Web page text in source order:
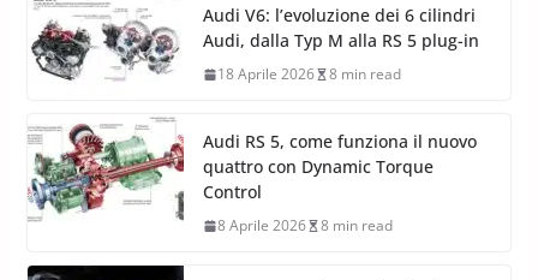
Audi V6: l’evoluzione dei 6 cilindri
Audi, dalla Typ M alla RS 5 plug-in
18 Aprile 2026 8 min read
Audi RS 5, come funziona il nuovo
quattro con Dynamic Torque
Control
8 Aprile 2026 8 min read